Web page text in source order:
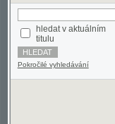
hledat v aktuálním
Pokročilé vyhledávání